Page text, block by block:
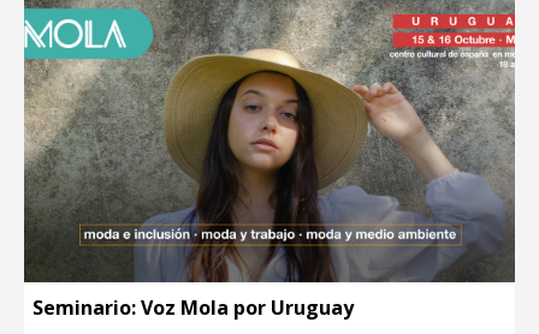
Seminario: Voz Mola por Uruguay